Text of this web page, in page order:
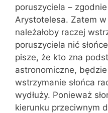
poruszyciela –
Arystotelesa. Zatem
należałoby raczej
poruszyciela nić
pisze, że kto zna
astronomiczne,
wstrzymanie słońca
wydłuży. Ponieważ
kierunku przeciwnym